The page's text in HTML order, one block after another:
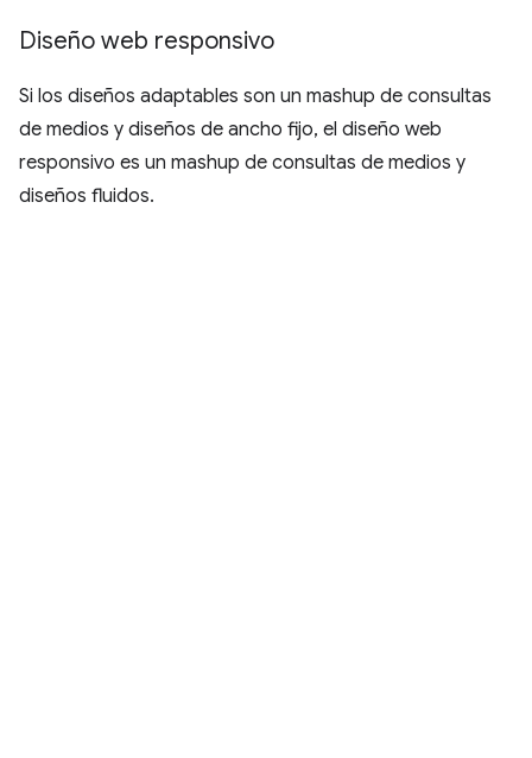
Diseño web responsivo
Si los diseños adaptables son un mashup de consultas
de medios y diseños de ancho fijo, el diseño web
responsivo es un mashup de consultas de medios y
diseños fluidos.